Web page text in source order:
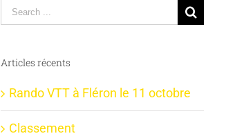
Search
for:
Articles récents
Rando VTT à Fléron le 11 octobre
Classement